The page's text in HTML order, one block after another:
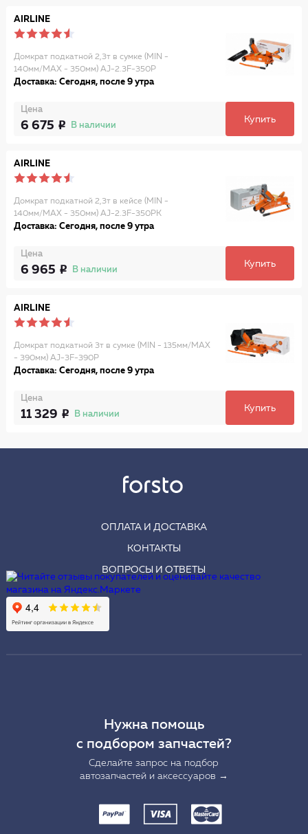
AIRLINE
Домкрат подкатной 2,3т в сумке (MIN -
140мм/MAX - 350мм) AJ-2.3F-350P
Доставка: Сегодня, после 9 утра
Цена
6 675 В наличии
Купить
AIRLINE
Домкрат подкатной 2,3т в кейсе (MIN -
140мм/MAX - 350мм) AJ-2.3F-350PK
Доставка: Сегодня, после 9 утра
Цена
6 965 В наличии
Купить
AIRLINE
Домкрат подкатной 3т в сумке (MIN - 135мм/MAX
- 390мм) AJ-3F-390P
Доставка: Сегодня, после 9 утра
Цена
11 329 В наличии
Купить
ОПЛАТА И ДОСТАВКА
КОНТАКТЫ
ВОПРОСЫ И ОТВЕТЫ
Нужна помощь
с подбором запчастей?
Сделайте запрос на подбор
автозапчастей и аксессуаров →